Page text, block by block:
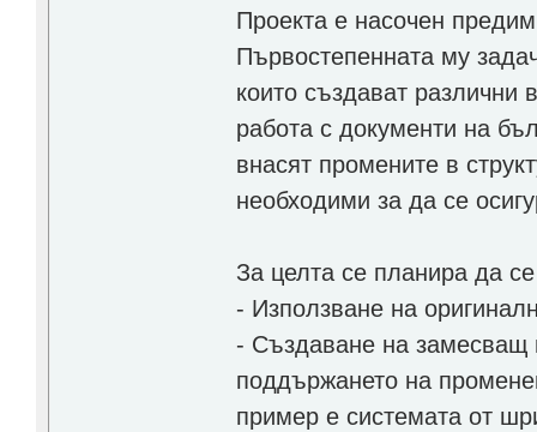
Проекта е насочен
Първостепенната му
които създават различни
работа с документи на
внасят промените в
необходими за да се
За целта се планира да
- Използване на
- Създаване на замесващ
поддържането на
пример е системата от